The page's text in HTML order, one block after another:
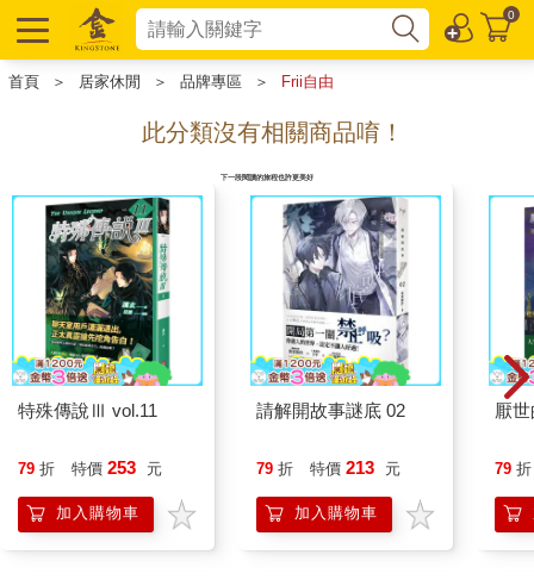
0
首頁 ＞ 居家休閒 ＞ 品牌專區 ＞ Frii自由
此分類沒有相關商品唷！
下一段閱讀的旅程也許更美好
特殊傳說Ⅲ vol.11
79 折 特價 253 元
加入購物車
請解開故事謎底 02
79 折 特價 213 元
加入購物車
厭
79 折